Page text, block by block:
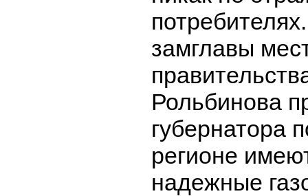
замглавы
Рольбинова
губернатора
регионе
надежные